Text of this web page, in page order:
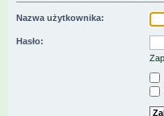
Nazwa użytkownika:
Hasło: